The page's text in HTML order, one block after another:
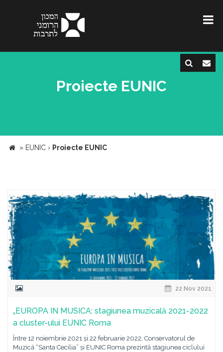
Proiecte EUNIC
» EUNIC › Proiecte EUNIC
22 Nov 2021
„EUROPA IN MUSICA: stagiunea muzicală 2021-2022
a cluster-ului EUNIC Roma
Între 12 noiembrie 2021 și 22 februarie 2022, Conservatorul de
Muzică “Santa Cecilia” și EUNIC Roma prezintă stagiunea ciclului